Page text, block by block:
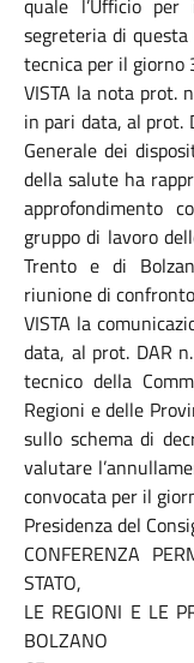
quale l’Ufficio
segreteria di
tecnica per il giorno
VISTA la nota prot.
in pari data, al prot.
Generale dei
della salute ha
approfondimento
gruppo di lavoro
Trento e di
riunione di
VISTA la
data, al prot. DAR
tecnico della
Regioni e delle
sullo schema di
valutare
convocata per il
Presidenza del
CONFERENZA
STATO,
LE REGIONI E LE
BOLZANO